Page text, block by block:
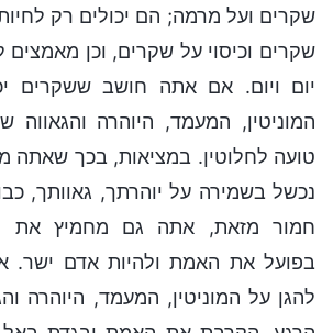
שקרים ועל מרמה; הם יכולים רק
שקרים וכיסוי על שקרים, וכן
יום ויום. אם אתה חושב ששקרים
המוניטין, המעמד, היוהרה
טועה לחלוטין. במציאות, בכך
נכשל בשמירה על יוהרתך, גאוותך,
חמור מזאת, אתה גם מחמיץ את
בפועל את האמת ולהיות אדם ישר.
להגן על המוניטין, המעמד, היוהרה